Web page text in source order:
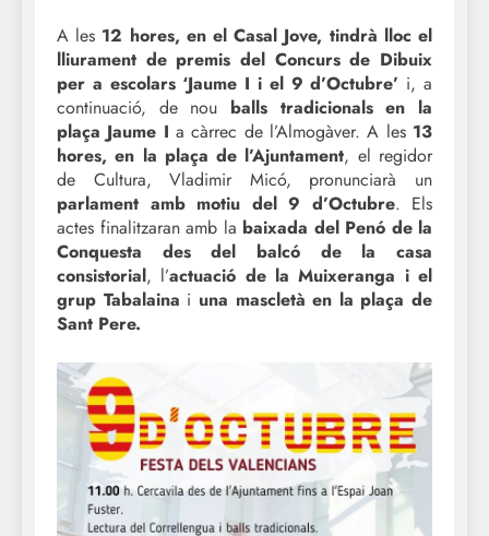
A les 12 hores, en el Casal Jove, tindrà lloc el
lliurament de premis del Concurs de Dibuix
per a escolars ‘Jaume I i el 9 d’Octubre’ i, a
continuació, de nou balls tradicionals en la
plaça Jaume I a càrrec de l’Almogàver. A les 13
hores, en la plaça de l’Ajuntament, el regidor
de Cultura, Vladimir Micó, pronunciarà un
parlament amb motiu del 9 d’Octubre. Els
actes finalitzaran amb la baixada del Penó de la
Conquesta des del balcó de la casa
consistorial, l’actuació de la Muixeranga i el
grup Tabalaina i una mascletà en la plaça de
Sant Pere.